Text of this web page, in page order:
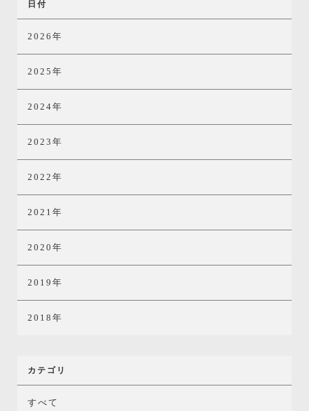
日付
2026年
2025年
2024年
2023年
2022年
2021年
2020年
2019年
2018年
カテゴリ
すべて